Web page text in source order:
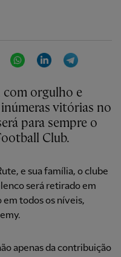
Email WhatsAppLinkedIn
com orgulho e
vitórias no
para sempre o
Club.
e sua família, o clube
será retirado em
todos os níveis,
apenas da contribuição